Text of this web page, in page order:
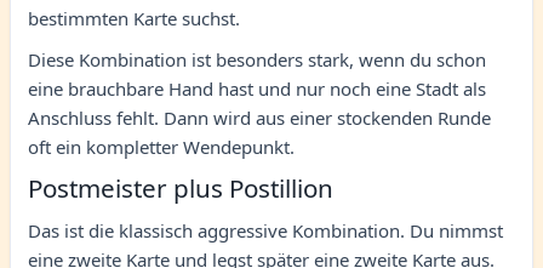
bestimmten Karte suchst.
Diese Kombination ist besonders stark, wenn du schon
eine brauchbare Hand hast und nur noch eine Stadt als
Anschluss fehlt. Dann wird aus einer stockenden Runde
oft ein kompletter Wendepunkt.
Postmeister plus Postillion
Das ist die klassisch aggressive Kombination. Du nimmst
eine zweite Karte und legst später eine zweite Karte aus.